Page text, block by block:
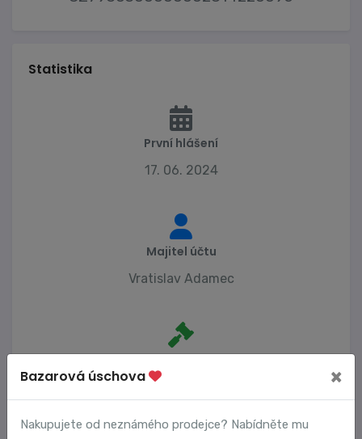
Statistika
První hlášení
17. 06. 2024
Majitel účtu
Vratislav Adamec
Bazarová úschova ×
Nakupujete od neznámého prodejce? Nabídněte mu